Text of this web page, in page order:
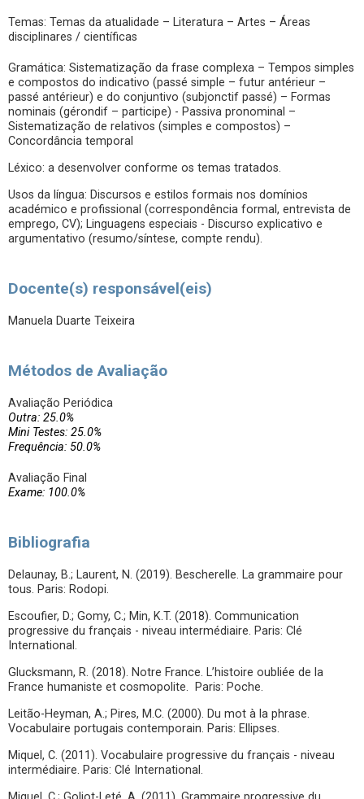
Temas: Temas da atualidade – Literatura – Artes – Áreas
disciplinares / científicas
Gramática: Sistematização da frase complexa – Tempos simples
e compostos do indicativo (passé simple – futur antérieur –
passé antérieur) e do conjuntivo (subjonctif passé) – Formas
nominais (gérondif – participe) - Passiva pronominal –
Sistematização de relativos (simples e compostos) –
Concordância temporal
Léxico: a desenvolver conforme os temas tratados.
Usos da língua: Discursos e estilos formais nos domínios
académico e profissional (correspondência formal, entrevista de
emprego, CV); Linguagens especiais - Discurso explicativo e
argumentativo (resumo/síntese, compte rendu).
Docente(s) responsável(eis)
Manuela Duarte Teixeira
Métodos de Avaliação
Avaliação Periódica
Outra: 25.0%
Mini Testes: 25.0%
Frequência: 50.0%
Avaliação Final
Exame: 100.0%
Bibliografia
Delaunay, B.; Laurent, N. (2019). Bescherelle. La grammaire pour
tous. Paris: Rodopi.
Escoufier, D.; Gomy, C.; Min, K.T. (2018). Communication
progressive du français - niveau intermédiaire. Paris: Clé
International.
Glucksmann, R. (2018). Notre France. L’histoire oubliée de la
France humaniste et cosmopolite. Paris: Poche.
Leitão-Heyman, A.; Pires, M.C. (2000). Du mot à la phrase.
Vocabulaire portugais contemporain. Paris: Ellipses.
Miquel, C. (2011). Vocabulaire progressive du français - niveau
intermédiaire. Paris: Clé International.